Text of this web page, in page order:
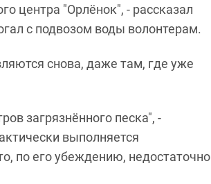
центра "Орлёнок", - рассказал
с подвозом воды волонтерам.
снова, даже там, где уже
загрязнённого песка", -
выполняется
по его убеждению, недостаточно